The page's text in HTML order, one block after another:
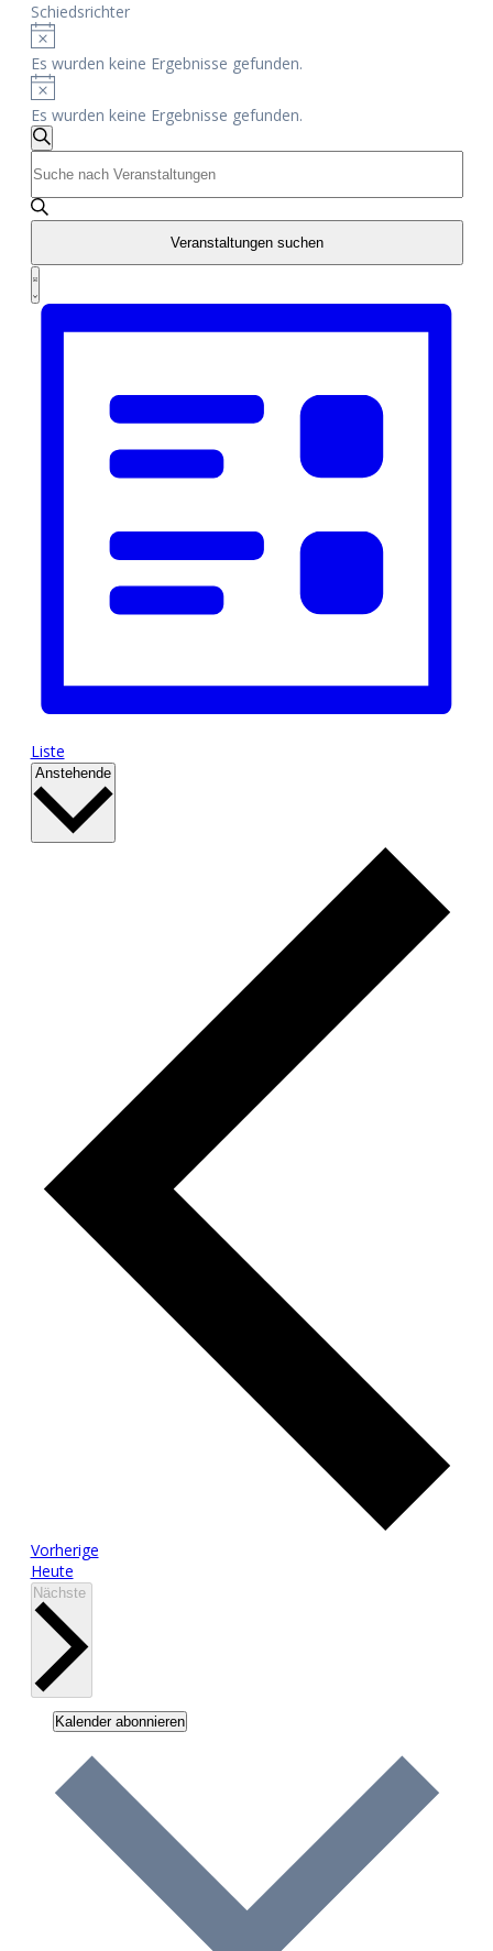
Schiedsrichter
Veranstaltungen
Hinweis
Es wurden keine Ergebnisse gefunden.
Hinweis
Es wurden keine Ergebnisse gefunden.
Veranstaltungen
Suche
und
Ansichten,
Suche
Schlüsselwort
eingeben.
Suche
Veranstaltungen
Schlüsselwort.
Veranstaltungen suchen
Veranstaltung
Ansichten-
Liste
Liste
Anstehende Datum
VorherigeVeranstaltungen
Heute
Nächste
Kalender abonnieren